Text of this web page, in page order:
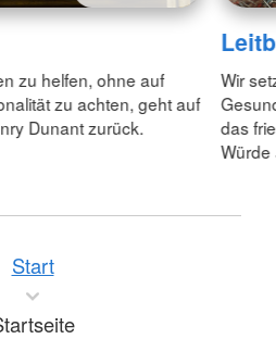
zu helfen, ohne auf
zu achten, geht auf
Dunant zurück.
Wir
das
Würde
Start